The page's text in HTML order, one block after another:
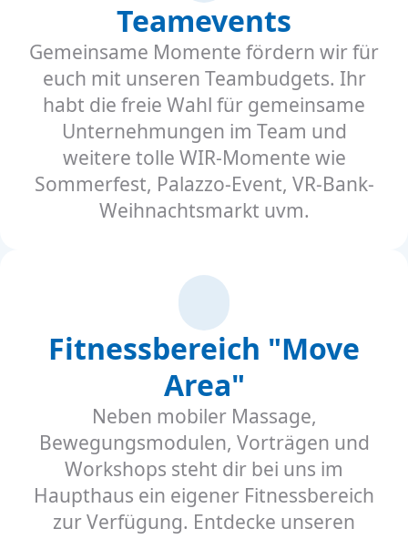
Teamevents
Gemeinsame Momente fördern wir für
euch mit unseren Teambudgets. Ihr
habt die freie Wahl für gemeinsame
Unternehmungen im Team und
weitere tolle WIR-Momente wie
Sommerfest, Palazzo-Event, VR-Bank-
Weihnachtsmarkt uvm.
Fitnessbereich "Move
Area"
Neben mobiler Massage,
Bewegungsmodulen, Vorträgen und
Workshops steht dir bei uns im
Haupthaus ein eigener Fitnessbereich
zur Verfügung. Entdecke unseren